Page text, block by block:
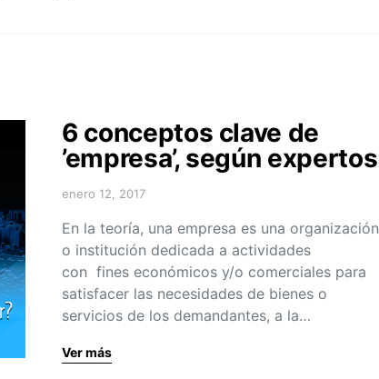
6 conceptos clave de
’empresa’, según expertos
enero 12, 2017
En la teoría, una empresa es una organización
o institución dedicada a actividades
con fines económicos y/o comerciales para
satisfacer las necesidades de bienes o
servicios de los demandantes, a la…
Ver más